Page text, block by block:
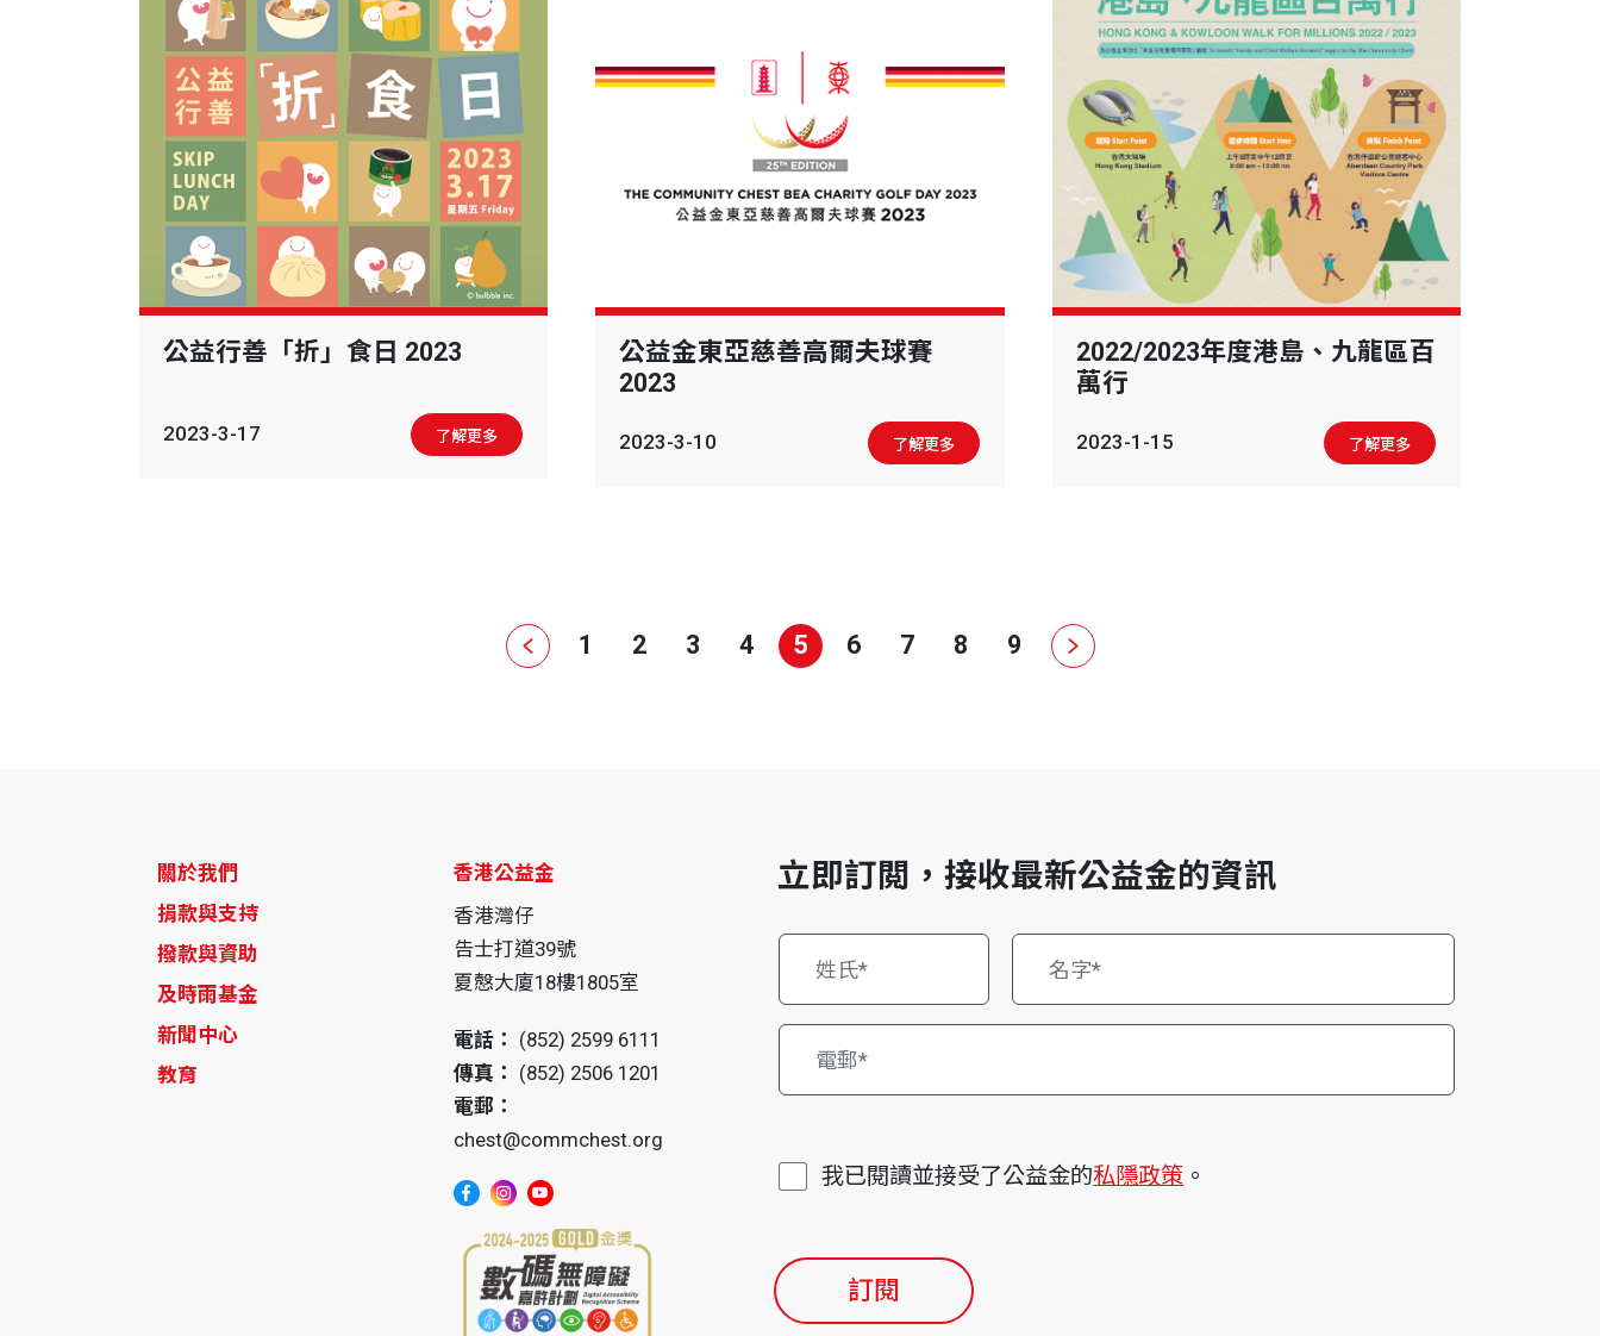
公益行善「折」食日 2023
2023-3-17 了解更多
公益金東亞慈善高爾夫球賽
2023
2023-3-10 了解更多
2022/2023年度港島、九龍區百
萬行
2023-1-15 了解更多
1 2 3 4 5 6 7 8 9
關於我們
捐款與支持
撥款與資助
及時雨基金
新聞中心
教育
香港公益金
香港灣仔
告士打道39號
夏慤大廈18樓1805室
電話： (852) 2599 6111
傳真： (852) 2506 1201
電郵：
chest@commchest.org
立即訂閲，接收最新公益金的資訊
我已閱讀並接受了公益金的私隱政策 。
訂閱